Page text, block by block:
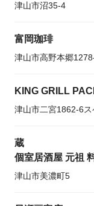
津山市沼35-4
富岡珈琲
津山市高野本郷
KING GRILL
津山市二宮1862-6
蔵
個室居酒屋 元祖
津山市美濃町5